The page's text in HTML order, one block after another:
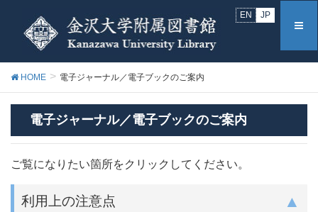
EN JP
HOME 電子ジャーナル／電子ブックのご案内
電子ジャーナル／電子ブックのご案内
ご覧になりたい箇所をクリックしてください。
利用上の注意点